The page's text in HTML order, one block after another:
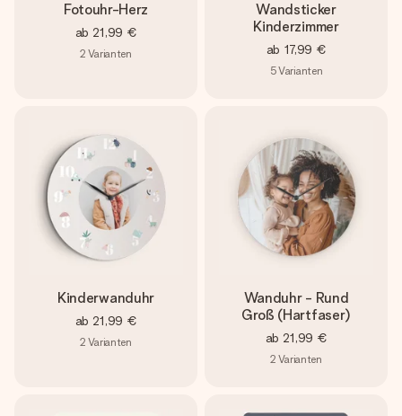
Fotouhr-Herz
ab 21,99 €
2 Varianten
Wandsticker
Kinderzimmer
ab 17,99 €
5Varianten
Kinderwanduhr
ab 21,99 €
2 Varianten
Wanduhr - Rund
Groß (Hartfaser)
ab 21,99 €
2 Varianten